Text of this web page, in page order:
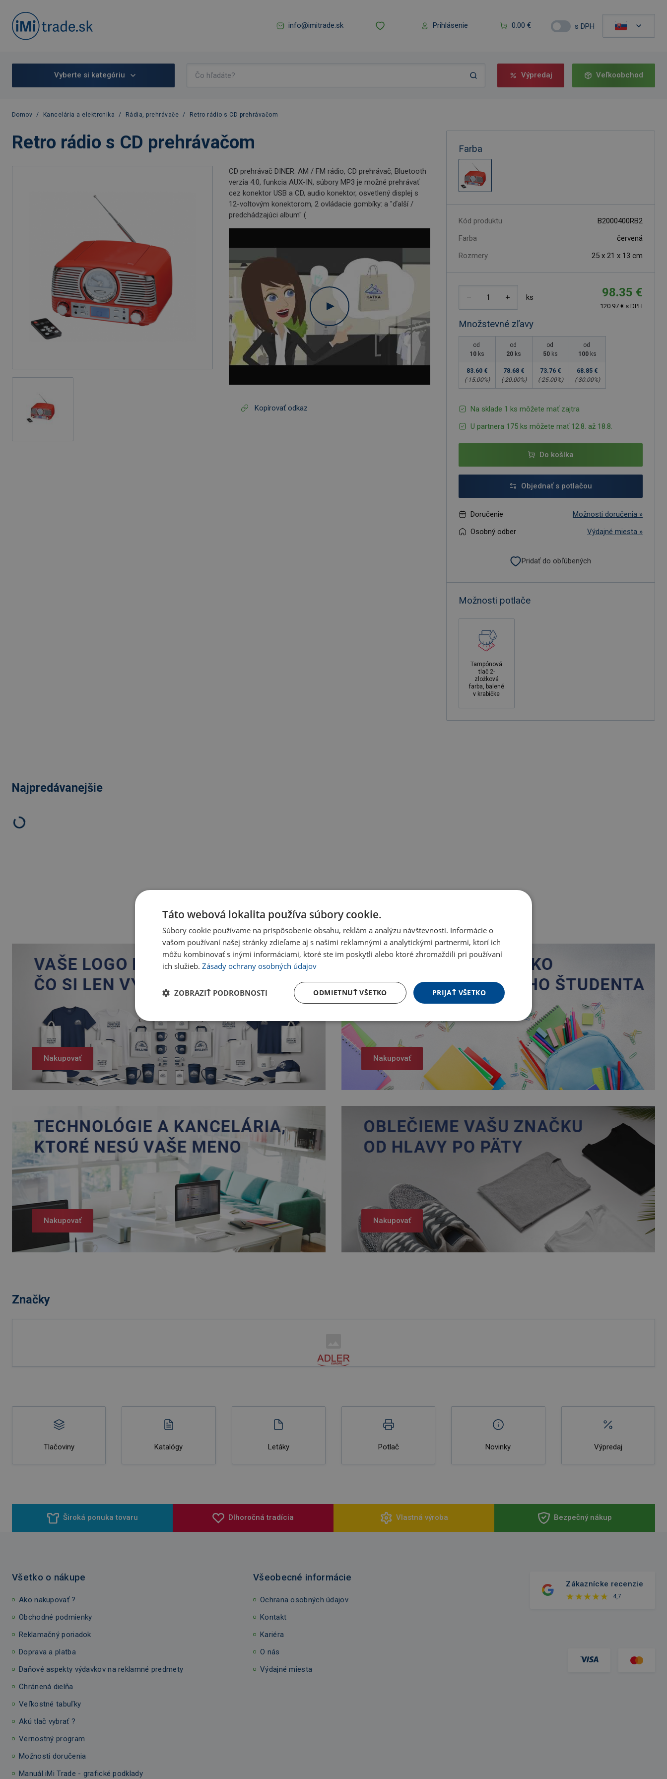
info@imitrade.sk Prihlásenie 0.00 € s DPH
Vyberte si kategóriu Výpredaj Veľkoobchod
Domov / Kancelária a elektronika / Rádia, prehrávače / Retro rádio s CD prehrávačom
Retro rádio s CD prehrávačom
CD prehrávač DINER: AM / FM rádio, CD prehrávač, Bluetooth
verzia 4.0, funkcia AUX-IN, súbory MP3 je možné prehrávať
cez konektor USB a CD, audio konektor, osvetlený displej s
12-voltovým konektorom, 2 ovládacie gombíky: a "ďalší /
predchádzajúci album" (
Kopírovať odkaz
Farba
Kód produktu
B2000400RB2
Farba
červená
Rozmery
25 x 21 x 13 cm
ks 98.35 €
120.97 € s DPH
Množstevné zľavy
od
10 ks
83.60 €
(-15.00%)
od
20 ks
78.68 €
(-20.00%)
od
50 ks
73.76 €
(-25.00%)
od
100 ks
68.85 €
(-30.00%)
Na sklade 1 ks môžete mať zajtra
U partnera 175 ks môžete mať 12.8. až 18.8.
Do košíka
Objednať s potlačou
Doručenie
Možnosti doručenia »
Osobný odber
Výdajné miesta »
Pridať do obľúbených
Možnosti potlače
Tampónová
tlač 2-
zložková
farba, balené
v krabičke
Najpredávanejšie
Nakupovať Nakupovať
Nakupovať Nakupovať
Značky
Tlačoviny Katalógy Letáky Potlač Novinky Výpredaj
Široká ponuka tovaru Dlhoročná tradícia Vlastná výroba Bezpečný nákup
Všetko o nákupe
Ako nakupovať ?
Obchodné podmienky
Reklamačný poriadok
Doprava a platba
Daňové aspekty výdavkov na reklamné predmety
Chránená dielňa
Veľkostné tabuľky
Akú tlač vybrať ?
Vernostný program
Možnosti doručenia
Manuál iMi Trade - grafické podklady
Všeobecné informácie
Ochrana osobných údajov
Kontakt
Kariéra
O nás
Výdajné miesta
Zákaznícke recenzie
4,7
Táto webová lokalita používa súbory cookie.
Súbory cookie používame na prispôsobenie obsahu, reklám a analýzu návštevnosti. Informácie o
vašom používaní našej stránky zdieľame aj s našimi reklamnými a analytickými partnermi, ktorí ich
môžu kombinovať s inými informáciami, ktoré ste im poskytli alebo ktoré zhromaždili pri používaní
ich služieb. Zásady ochrany osobných údajov
PRIJAŤ VŠETKO
ODMIETNUŤ VŠETKO
ZOBRAZIŤ PODROBNOSTI